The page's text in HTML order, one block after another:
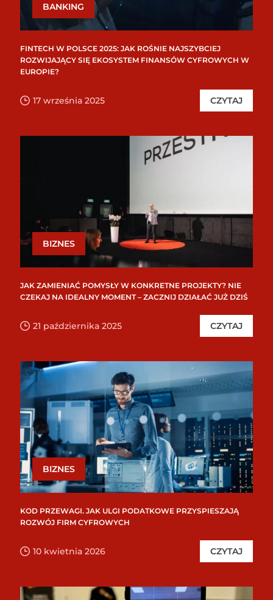
BANKING
FINTECH W POLSCE 2025: JAK ROŚNIE NAJSZYBCIEJ
ROZWIJAJĄCY SIĘ EKOSYSTEM FINANSÓW CYFROWYCH W
EUROPIE?
17 września 2025 CZYTAJ
BIZNES
JAK ZAMIENIAĆ POMYSŁY W KONKRETNE PROJEKTY? NIE
CZEKAJ NA IDEALNY MOMENT – ZACZNIJ DZIAŁAĆ JUŻ DZIŚ
21 października 2025 CZYTAJ
BIZNES
KOD PRZEWAGI. JAK ULGI PODATKOWE PRZYSPIESZAJĄ
ROZWÓJ FIRM CYFROWYCH
10 kwietnia 2026 CZYTAJ